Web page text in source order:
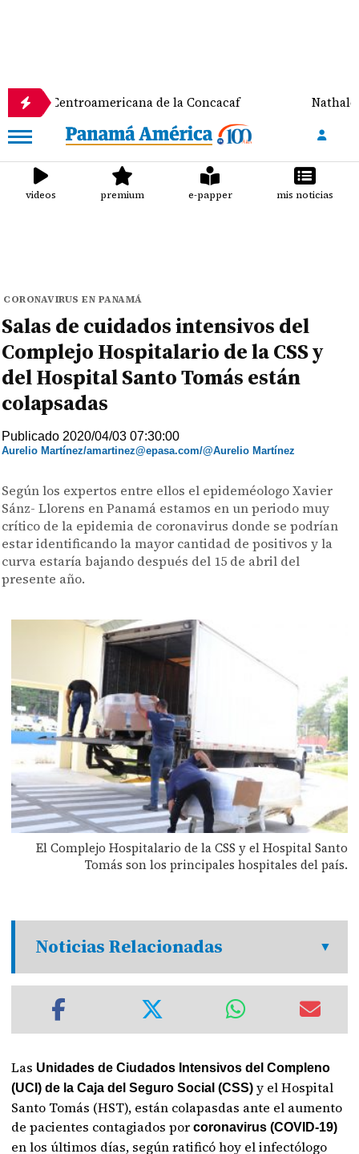
de la Concacaf Nathalee
videos premium e-papper mis noticias
CORONAVIRUS EN PANAMÁ
Salas de cuidados intensivos del
Complejo Hospitalario de la CSS y
del Hospital Santo Tomás están
colapsadas
Publicado 2020/04/03 07:30:00
Aurelio Martínez/amartinez@epasa.com/@Aurelio Martínez
Según los expertos entre ellos el epideméologo Xavier
Sánz- Llorens en Panamá estamos en un periodo muy
crítico de la epidemia de coronavirus donde se podrían
estar identificando la mayor cantidad de positivos y la
curva estaría bajando después del 15 de abril del
presente año.
El Complejo Hospitalario de la CSS y el Hospital Santo
Tomás son los principales hospitales del país.
Noticias Relacionadas
Las Unidades de Ciudados Intensivos del Compleno
(UCI) de la Caja del Seguro Social (CSS) y el Hospital
Santo Tomás (HST), están colapasdas ante el aumento
de pacientes contagiados por coronavirus (COVID-19)
en los últimos días, según ratificó hoy el infectólogo